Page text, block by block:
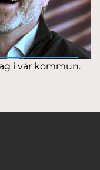
i vår kommun.